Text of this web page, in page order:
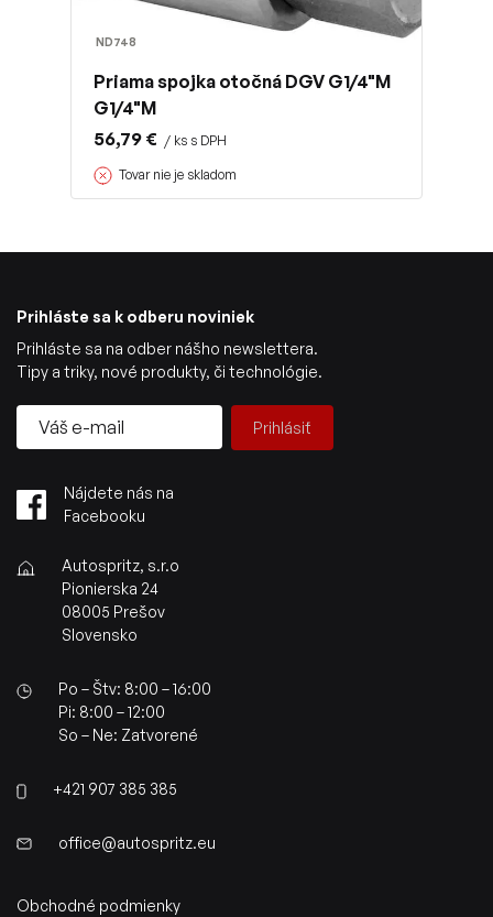
ND748
Priama spojka otočná DGV G1/4"M
G1/4"M
56,79 € / ks s DPH
Tovar nie je skladom
Prihláste sa k odberu noviniek
Prihláste sa na odber nášho newslettera.
Tipy a triky, nové produkty, či technológie.
Prihlásiť
Nájdete nás na
Facebooku
Autospritz, s.r.o
Pionierska 24
08005 Prešov
Slovensko
Po – Štv: 8:00 – 16:00
Pi: 8:00 – 12:00
So – Ne: Zatvorené
+421 907 385 385
office@autospritz.eu
Obchodné podmienky